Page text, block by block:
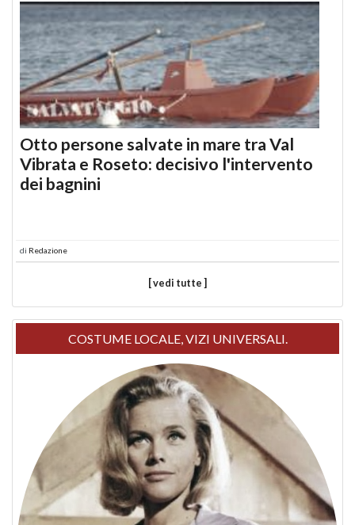
Otto persone salvate in mare tra Val
Vibrata e Roseto: decisivo l'intervento
dei bagnini
di Redazione
[ vedi tutte ]
COSTUME LOCALE, VIZI UNIVERSALI.